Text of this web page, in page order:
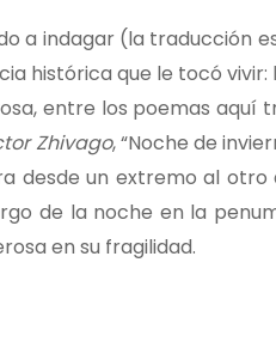
a indagar (la traducción
histórica que le tocó
entre los poemas aquí
Zhivago, “Noche de
desde un extremo al otro
de la noche en la
en su fragilidad.